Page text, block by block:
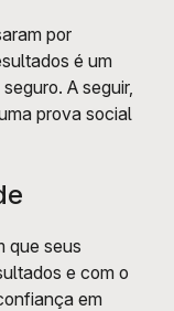
por
é um
A seguir,
prova social
que seus
e com o
em